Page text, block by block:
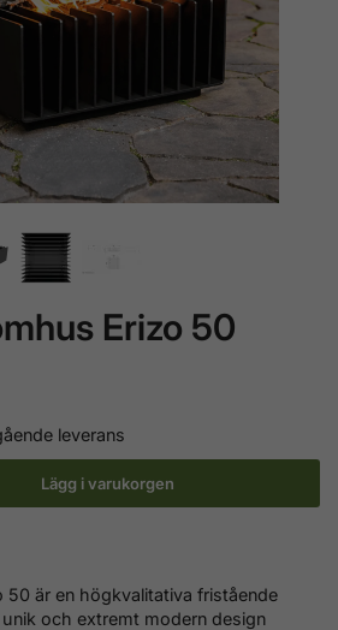
Erizo 50
leverans
Lägg i varukorgen
50 är en högkvalitativa fristående
och extremt modern design